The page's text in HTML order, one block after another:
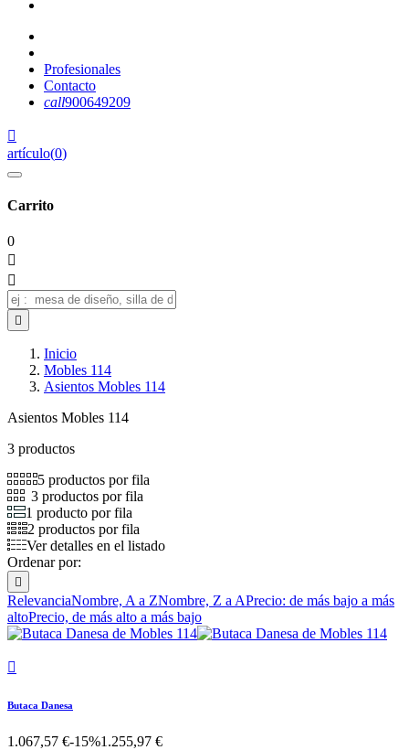
Profesionales
Contacto
call900649209

artículo(0)
Carrito
0



Inicio
Mobles 114
Asientos Mobles 114
Asientos Mobles 114
3 productos
5 productos por fila
3 productos por fila
1 producto por fila
2 productos por fila
Ver detalles en el listado
Ordenar por:

RelevanciaNombre, A a ZNombre, Z a APrecio: de más bajo a más
altoPrecio, de más alto a más bajo

Butaca Danesa
1.067,57 €-15%1.255,97 €